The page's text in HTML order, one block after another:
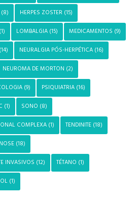
(8) HERPES ZOSTER (15)
(1) LOMBALGIA (15) MEDICAMENTOS (9)
(14) NEURALGIA PÓS-HERPÉTICA (16)
NEUROMA DE MORTON (2)
(9) PSIQUIATRIA (16)
(1) SONO (8)
COMPLEXA (1) TENDINITE (18)
(18)
INVASIVOS (12) TÉTANO (1)
(1)